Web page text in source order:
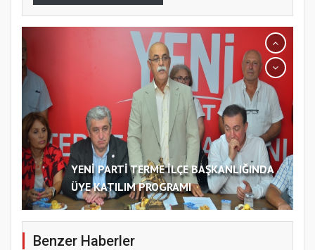
YENİ PARTİ TERME İLÇE BAŞKANLIĞINDA
ÜYE KATILIM PROGRAMI
Benzer Haberler